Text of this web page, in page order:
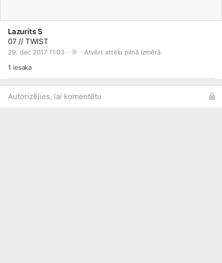
Lazurits S
07 // TWIST
29. dec 2017 11:03 · · Atvērt attēlu pilnā izmērā
1 iesaka
Autorizējies, lai komentētu